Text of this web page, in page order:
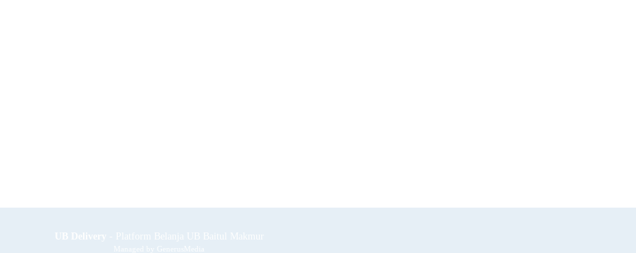
UB Delivery - Platform Belanja UB Baitul Makmur
Managed by GenerusMedia